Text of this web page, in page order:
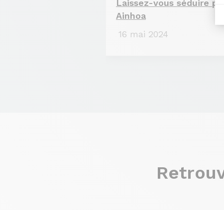
Laissez-vous séduire par
Ainhoa
16 mai 2024